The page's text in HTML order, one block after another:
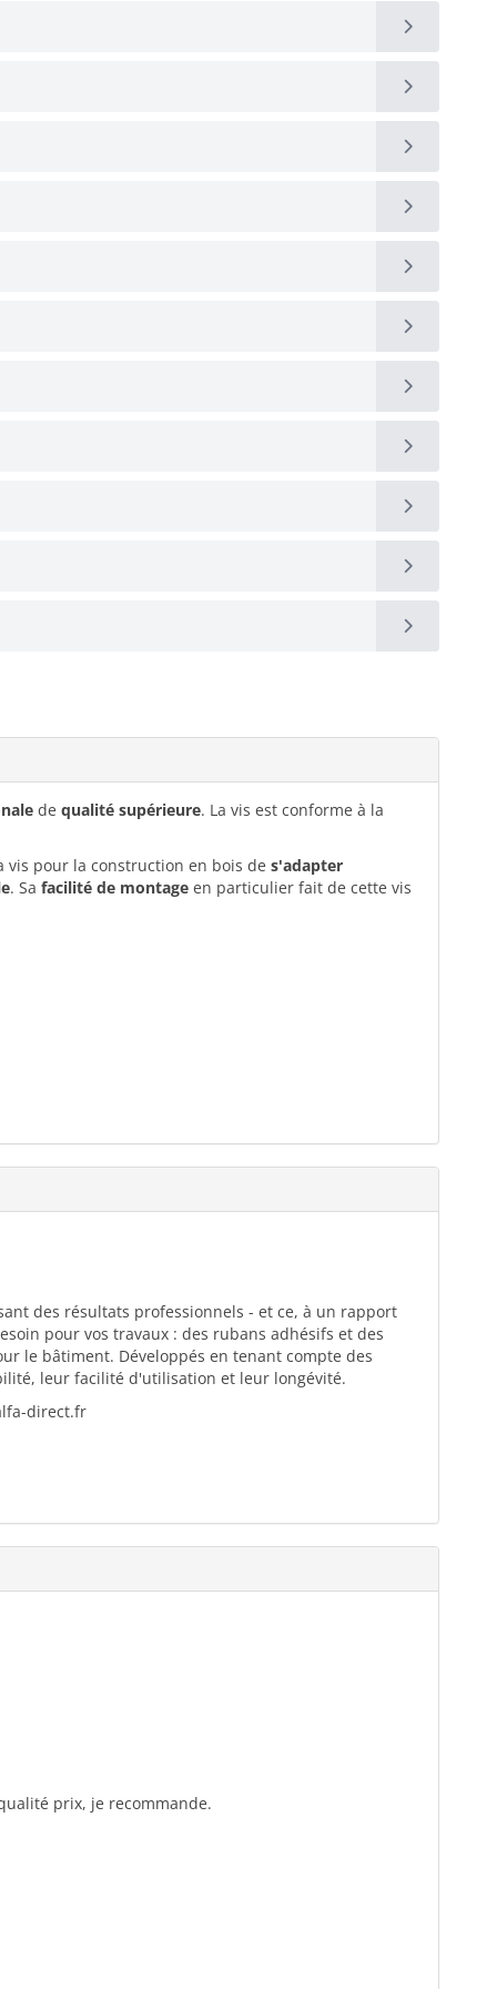
de qualité supérieure. La vis est conforme à la
vis pour la construction en bois de s'adapter
. Sa facilité de montage en particulier fait de cette vis
des résultats professionnels - et ce, à un rapport
pour vos travaux : des rubans adhésifs et des
le bâtiment. Développés en tenant compte des
leur facilité d'utilisation et leur longévité.
direct.fr
prix, je recommande.